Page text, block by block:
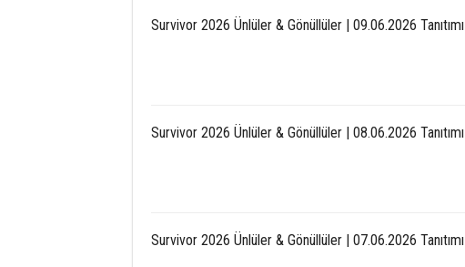
Survivor 2026 Ünlüler & Gönüllüler | 09.06.2026 Tanıtımı
Survivor 2026 Ünlüler & Gönüllüler | 08.06.2026 Tanıtımı
Survivor 2026 Ünlüler & Gönüllüler | 07.06.2026 Tanıtımı